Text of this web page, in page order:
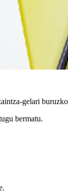
gelari
bermatu.